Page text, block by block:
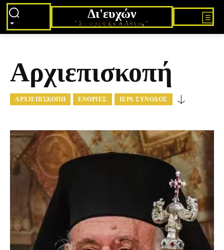
Δι'ευχών
"Εν αρχή ήν ο Λόγος"
Αρχιεπισκοπή
ΑΡΧΙΕΠΙΣΚΟΠΉ ΕΝΟΡΊΕΣ ΙΕΡΆ ΣΎΝΟΔΟΣ